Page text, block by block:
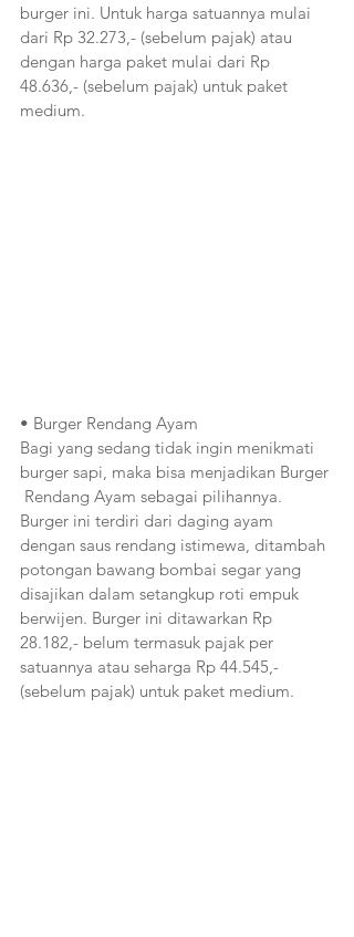
burger ini. Untuk harga satuannya mulai
dari Rp 32.273,- (sebelum pajak) atau
dengan harga paket mulai dari Rp
48.636,- (sebelum pajak) untuk paket
medium.
• Burger Rendang Ayam
Bagi yang sedang tidak ingin menikmati
burger sapi, maka bisa menjadikan Burger
Rendang Ayam sebagai pilihannya.
Burger ini terdiri dari daging ayam
dengan saus rendang istimewa, ditambah
potongan bawang bombai segar yang
disajikan dalam setangkup roti empuk
berwijen. Burger ini ditawarkan Rp
28.182,- belum termasuk pajak per
satuannya atau seharga Rp 44.545,-
(sebelum pajak) untuk paket medium.